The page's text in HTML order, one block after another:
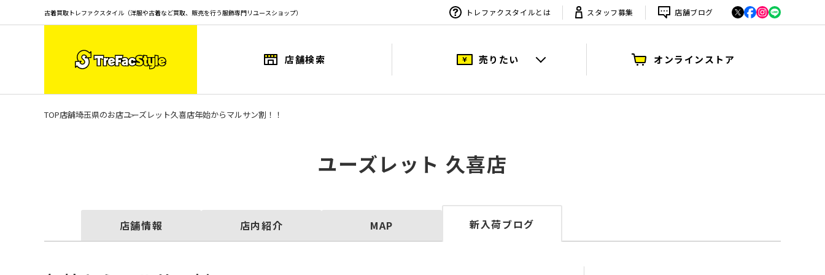
古着買取トレファクスタイル（洋服や古着など買取、販売を行う服飾専門リユースショップ） トレファクスタイルとは スタッフ募集 店舗ブログ
店舗検索 売りたい オンラインストア
TOP店舗埼玉県のお店ユーズレット久喜店年始からマルサン割！！
ユーズレット 久喜店
店舗情報 店内紹介 MAP 新入荷ブログ